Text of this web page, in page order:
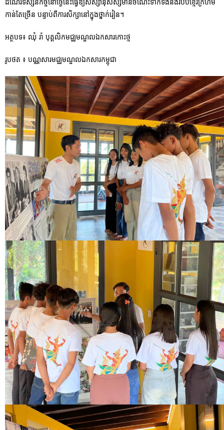
ដំណើរទស្សនកិច្ចនៅថ្ងៃនេះធ្វើឱ្យសិស្សានុសិស្សមានចំណេះទាក់ទងនឹងរបបខ្មែរក្រហម
កាន់តែច្រើន បន្ទាប់ពីការសិក្សានៅក្នុងថ្នាក់រៀន។
អត្ថបទ៖ ឈុំ រ៉ា បុគ្គលិកមជ្ឈមណ្ឌលឯកសារកោះថ្ម
រូបថត ៖ បណ្ណសារមជ្ឈមណ្ឌលឯកសារកម្ពុជា